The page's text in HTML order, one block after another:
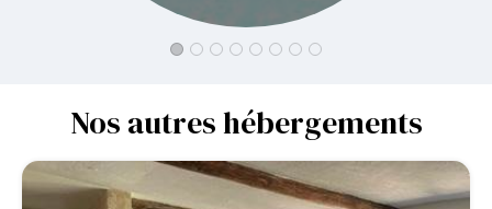
Nos autres hébergements